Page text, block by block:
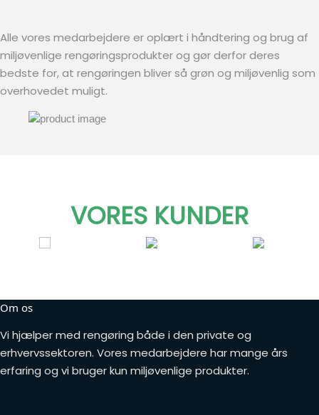
Alle vores medarbejdere er oplært i håndtering og brug af
miljøvenlige rengøringsprodukter og gør derfor deres
bedste for, at rengøringen bliver så grøn og miljøvenlig som
overhovedet muligt.
VORES KUNDER
Om os
Vi hjælper med rengøring både i den private og
erhvervssektoren. Vores medarbejdere har mange års
erfaring og vi bruger kun miljøvenlige produkter.